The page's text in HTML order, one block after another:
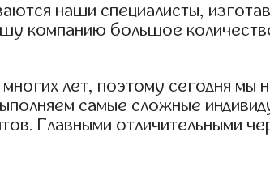
наши специалисты,
компанию большое
лет, поэтому сегодня мы
самые сложные
Главными отличительными